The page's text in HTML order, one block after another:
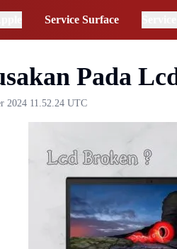
Service Surface
Pada
2024 11.52.24 UTC